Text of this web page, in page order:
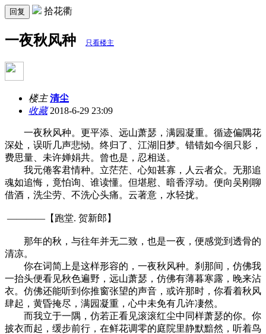
回复 拾花衢
一夜秋风种 只看楼主
楼主 清尘
收藏2018-6-29 23:09
一夜秋风种。更平添、远山萧瑟，满园凝重。循迹偏隅花
深处，误听几声悲恸。终归了、江湖旧梦。错错如今徊只影，
费思量、未许婵娟共。曾也是，忍相送。
我元倦客君情种。立茫茫、心知甚寡，人云者众。无那追
魂如追悔，竟怕询、谁读懂。但堪慰、暗香浮动。便向吴刚聊
借酒，洗尘劳、不洗心头痛。云著意，水轻拢。
————【跑堂. 贺新郎】
那年的秋，与往年并无二致，也是一夜，便感觉到透骨的
清凉。
你在词简上是这样形容的，一夜秋风种。刹那间，仿佛我
一抬头便看见秋色遍野，远山萧瑟，仿佛有薄暮寒露，晚来沾
衣。仿佛还能听到你推窗张望的声音，或许那时，你看着秋风
肆起，黄昏掩尽，满园凝重，心中未免有几许凄然。
而我立于一隅，仿若正看见滚滚红尘中同样萧瑟的你。你
披衣而起，缓步前行，在鲜花调零的庭院里静默黯然，听着鸟